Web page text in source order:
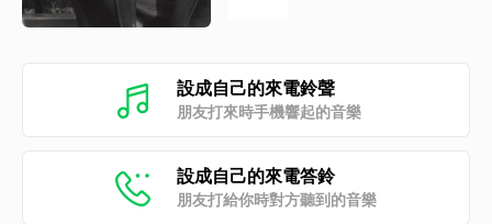
設成自己的來電鈴聲
朋友打來時手機響起的音樂
設成自己的來電答鈴
朋友打給你時對方聽到的音樂